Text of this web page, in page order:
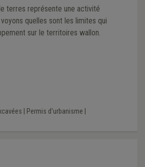
terres représente une activité
quelles sont les limites qui
sur le territoires wallon.
Permis d'urbanisme